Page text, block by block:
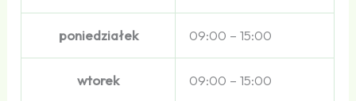
poniedziałek 09:00 – 15:00
wtorek 09:00 – 15:00